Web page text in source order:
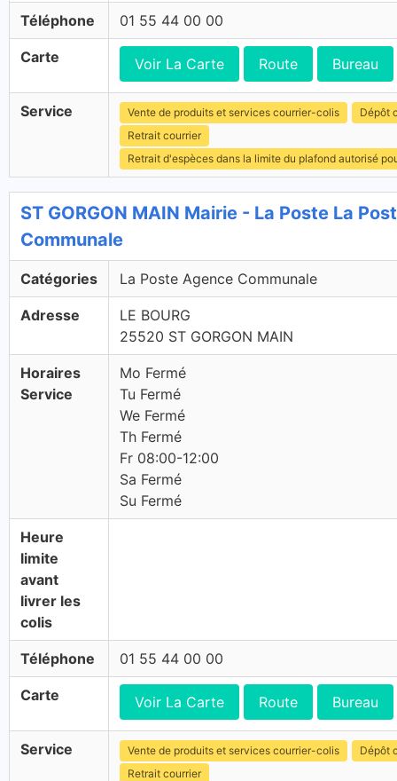
Téléphone 01 55 44 00 00
Carte Voir La Carte Route Bureau
Service Vente de produits et services courrier-colis
Dépôt
Retrait courrier
Retrait d'espèces dans la limite du plafond autorisé
ST GORGON MAIN Mairie - La Poste La
Communale
Catégories La Poste Agence Communale
Adresse
LE BOURG
25520 ST GORGON MAIN
Horaires
Service
Mo Fermé
Tu Fermé
We Fermé
Th Fermé
Fr 08:00-12:00
Sa Fermé
Su Fermé
Heure
limite
avant
livrer les
colis
Téléphone 01 55 44 00 00
Carte Voir La Carte Route Bureau
Service Vente de produits et services courrier-colis
Dépôt
Retrait courrier